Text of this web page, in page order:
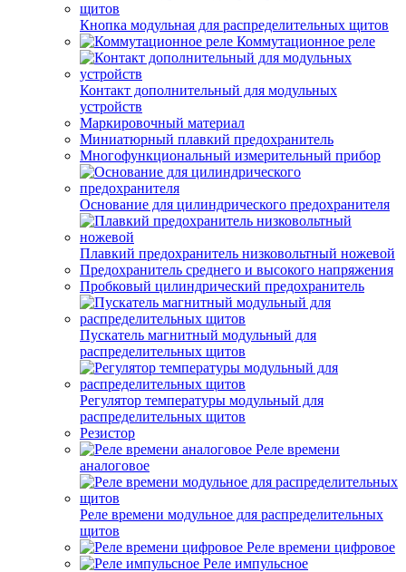
Кнопка модульная для распределительных щитов
Коммутационное реле
Контакт дополнительный для модульных
устройств
Маркировочный материал
Миниатюрный плавкий предохранитель
Многофункциональный измерительный прибор
Основание для цилиндрического предохранителя
Плавкий предохранитель низковольтный ножевой
Предохранитель среднего и высокого напряжения
Пробковый цилиндрический предохранитель
Пускатель магнитный модульный для
распределительных щитов
Регулятор температуры модульный для
распределительных щитов
Резистор
Реле времени
аналоговое
Реле времени модульное для распределительных
щитов
Реле времени цифровое
Реле импульсное